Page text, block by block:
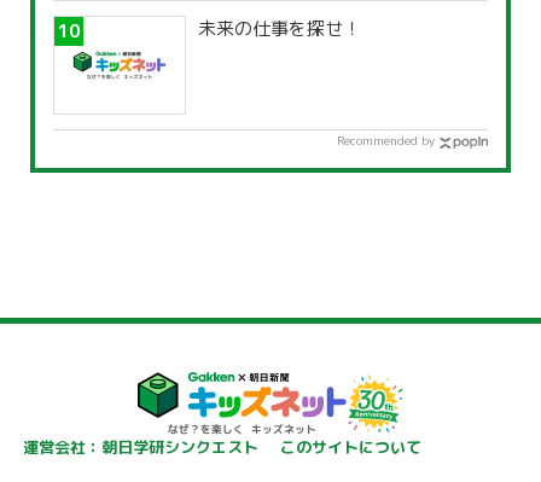
未来の仕事を探せ！
Recommended by
運営会社：朝日学研シンクエスト
このサイトについて